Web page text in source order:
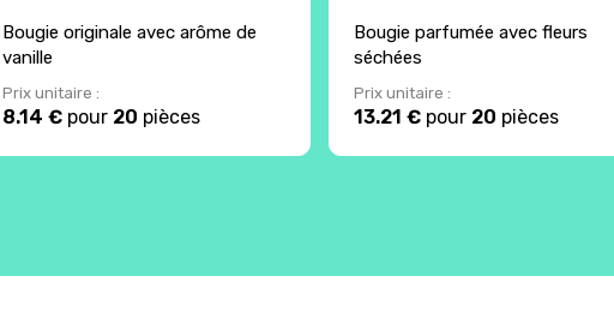
Bougie originale avec arôme de
vanille
Prix unitaire :
8.14 €pour 20 pièces
Bougie parfumée avec fleurs
séchées
Prix unitaire :
13.21 €pour 20 pièces